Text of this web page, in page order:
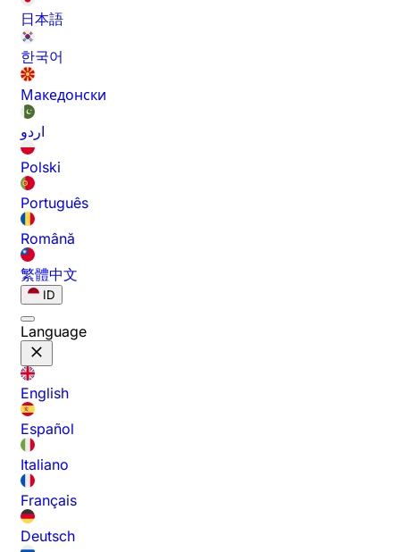
日本語
한국어
Македонски
اردو
Polski
Português
Română
繁體中文
ID
Language
English
Español
Italiano
Français
Deutsch